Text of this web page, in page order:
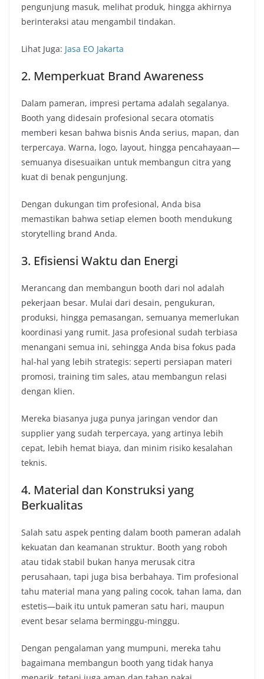
pengunjung masuk, melihat produk, hingga akhirnya
berinteraksi atau mengambil tindakan.
Lihat Juga: Jasa EO Jakarta
2. Memperkuat Brand Awareness
Dalam pameran, impresi pertama adalah segalanya.
Booth yang didesain profesional secara otomatis
memberi kesan bahwa bisnis Anda serius, mapan, dan
terpercaya. Warna, logo, layout, hingga pencahayaan—
semuanya disesuaikan untuk membangun citra yang
kuat di benak pengunjung.
Dengan dukungan tim profesional, Anda bisa
memastikan bahwa setiap elemen booth mendukung
storytelling brand Anda.
3. Efisiensi Waktu dan Energi
Merancang dan membangun booth dari nol adalah
pekerjaan besar. Mulai dari desain, pengukuran,
produksi, hingga pemasangan, semuanya memerlukan
koordinasi yang rumit. Jasa profesional sudah terbiasa
menangani semua ini, sehingga Anda bisa fokus pada
hal-hal yang lebih strategis: seperti persiapan materi
promosi, training tim sales, atau membangun relasi
dengan klien.
Mereka biasanya juga punya jaringan vendor dan
supplier yang sudah terpercaya, yang artinya lebih
cepat, lebih hemat biaya, dan minim risiko kesalahan
teknis.
4. Material dan Konstruksi yang
Berkualitas
Salah satu aspek penting dalam booth pameran adalah
kekuatan dan keamanan struktur. Booth yang roboh
atau tidak stabil bukan hanya merusak citra
perusahaan, tapi juga bisa berbahaya. Tim profesional
tahu material mana yang paling cocok, tahan lama, dan
estetis—baik itu untuk pameran satu hari, maupun
event besar selama berminggu-minggu.
Dengan pengalaman yang mumpuni, mereka tahu
bagaimana membangun booth yang tidak hanya